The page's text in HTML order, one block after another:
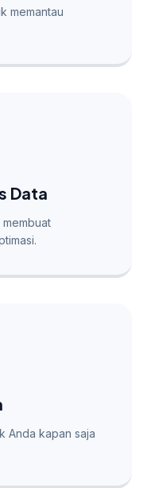
memantau
Data
Anda kapan saja